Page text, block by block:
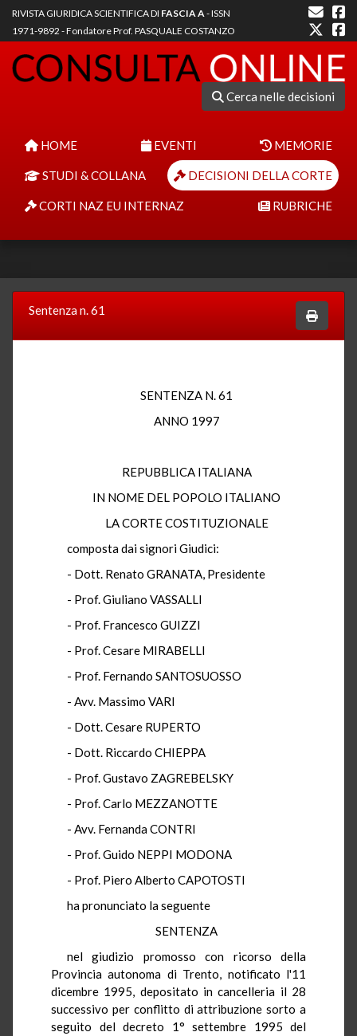
RIVISTA GIURIDICA SCIENTIFICA DI FASCIA A- ISSN
1971-9892 - Fondatore Prof. PASQUALE COSTANZO
Cerca nelle decisioni
HOME EVENTI MEMORIE
STUDI & COLLANA DECISIONI DELLA CORTE
CORTI NAZ EU INTERNAZ RUBRICHE
Sentenza n. 61
SENTENZA N. 61
ANNO 1997
REPUBBLICA ITALIANA
IN NOME DEL POPOLO ITALIANO
LA CORTE COSTITUZIONALE
composta dai signori Giudici:
- Dott. Renato GRANATA, Presidente
- Prof. Giuliano VASSALLI
- Prof. Francesco GUIZZI
- Prof. Cesare MIRABELLI
- Prof. Fernando SANTOSUOSSO
- Avv. Massimo VARI
- Dott. Cesare RUPERTO
- Dott. Riccardo CHIEPPA
- Prof. Gustavo ZAGREBELSKY
- Prof. Carlo MEZZANOTTE
- Avv. Fernanda CONTRI
- Prof. Guido NEPPI MODONA
- Prof. Piero Alberto CAPOTOSTI
ha pronunciato la seguente
SENTENZA
nel giudizio promosso con ricorso della
Provincia autonoma di Trento, notificato l'11
dicembre 1995, depositato in cancelleria il 28
successivo per conflitto di attribuzione sorto a
seguito del decreto 1° settembre 1995 del